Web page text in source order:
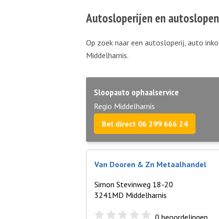
Autosloperijen en
Op zoek naar een autosloperij, auto
Middelharnis.
Sloopauto ophaalservice
Regio Middelharnis
Bel direct 06 299 666 24
Van Dooren & Zn Metaalhandel
Simon Stevinweg 18-20
3241MD Middelharnis
0 beoordelingen